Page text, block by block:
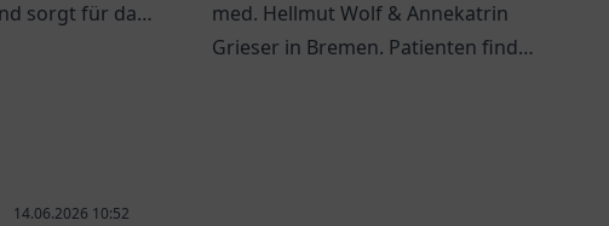
sorgt für das
med. Hellmut Wolf & Annekatrin
Grieser in Bremen. Patienten finden
14.06.2026 10:52